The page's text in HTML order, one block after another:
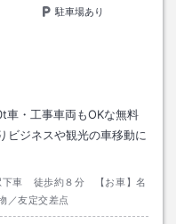
駐車場あり
車・工事車両もOKな無料
ビジネスや観光の車移動に
下車 徒歩約８分 【お車】名
友定交差点